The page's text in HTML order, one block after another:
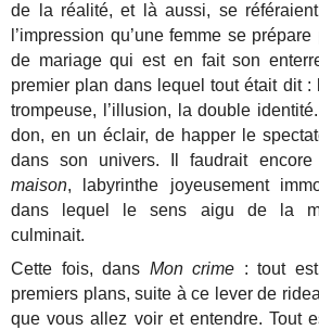
de la réalité, et là aussi, se
l’impression qu’une femme se
de mariage qui est en fait son
premier plan dans lequel tout était dit :
trompeuse, l’illusion, la double
don, en un éclair, de happer le
dans son univers. Il faudrait
maison, labyrinthe joyeusement
dans lequel le sens aigu de la
culminait.
Cette fois, dans Mon crime : tout
premiers plans, suite à ce lever de
que vous allez voir et entendre. Tout